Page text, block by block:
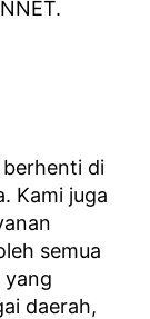
berhenti di
Kami juga
semua
yang
daerah,